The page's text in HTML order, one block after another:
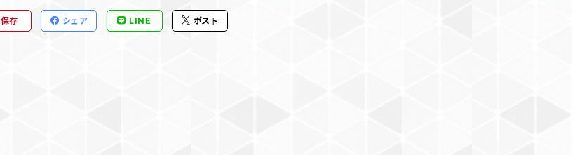
保存 シェア LINE ポスト